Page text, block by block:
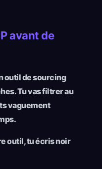
avant de
outil de sourcing
Tu vas filtrer au
vaguement
outil, tu écris noir